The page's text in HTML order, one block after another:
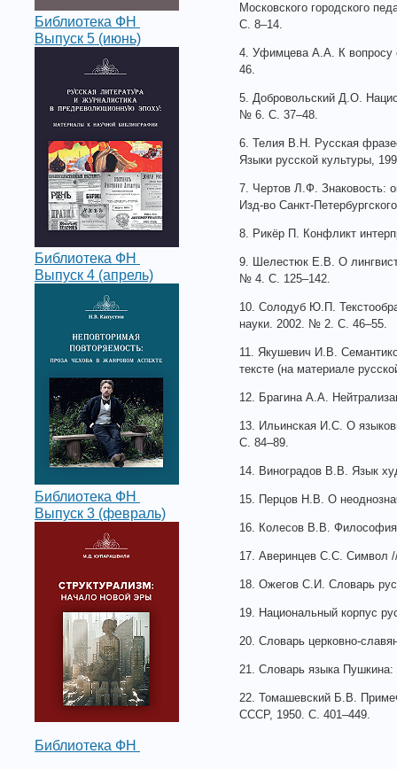
Библиотека ФН
Выпуск 5 (июнь)
Библиотека ФН
Выпуск 4 (апрель)
Библиотека ФН
Выпуск 3 (февраль)
Библиотека ФН
Московского городского
С. 8–14.
4. Уфимцева А.А. К вопросу
46.
5. Добровольский Д.О.
№ 6. С. 37–48.
6. Телия В.Н. Русская
Языки русской культуры,
7. Чертов Л.Ф. Знаковость:
Изд-во Санкт-
8. Рикёр П. Конфликт
9. Шелестюк Е.В. О
№ 4. С. 125–142.
10. Солодуб Ю.П.
науки. 2002. № 2. С. 46–55.
11. Якушевич И.В.
тексте (на материале
12. Брагина А.А.
13. Ильинская И.С. О
С. 84–89.
14. Виноградов В.В. Язык
15. Перцов Н.В. О
16. Колесов В.В.
17. Аверинцев С.С. Символ
18. Ожегов С.И. Словарь
19. Национальный корпус
20. Словарь церковно-
21. Словарь языка
22. Томашевский Б.В.
СССР, 1950. С. 401–449.